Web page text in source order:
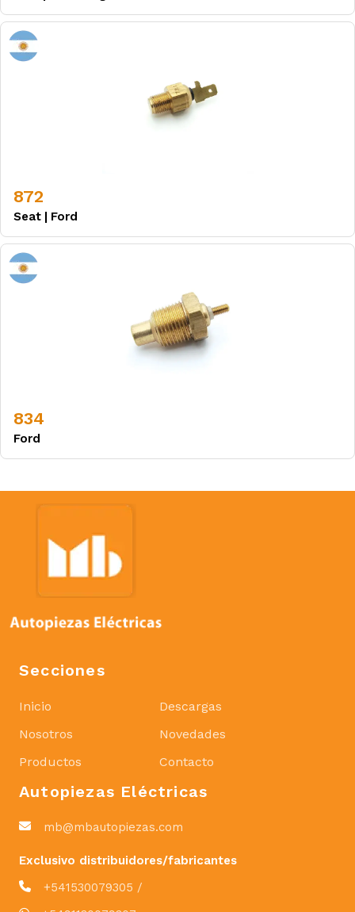
872
Seat | Ford
834
Ford
Secciones
Inicio
Nosotros
Productos
Descargas
Novedades
Contacto
Autopiezas Eléctricas
mb@mbautopiezas.com
Exclusivo distribuidores/fabricantes
+541530079305 /